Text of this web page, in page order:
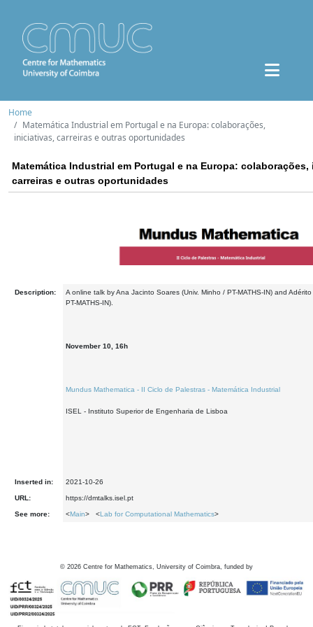
Home
Matemática Industrial em Portugal e na Europa: colaborações,
iniciativas, carreiras e outras oportunidades
Matemática Industrial em Portugal e na Europa:
carreiras e outras oportunidades
Description:
A online talk by Ana Jacinto Soares (Univ. Minho / PT-MATHS-IN) and Adérito
PT-MATHS-IN).
November 10, 16h
Mundus Mathematica - II Ciclo de Palestras - Matemática Industrial
ISEL - Instituto Superior de Engenharia de Lisboa
Inserted in: 2021-10-26
URL: https://dmtalks.isel.pt
See more: <Main> <Lab for Computational Mathematics>
© 2026 Centre for Mathematics, University of Coimbra, funded by